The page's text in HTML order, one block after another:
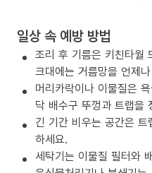
일상 속 예방 방법
조리 후 기름은 키친타월
크대에는 거름망을 언제
머리카락이나 이물질은
닥 배수구 뚜껑과 트랩을
긴 기간 비우는 공간은
하세요.
세탁기는 이물질 필터와